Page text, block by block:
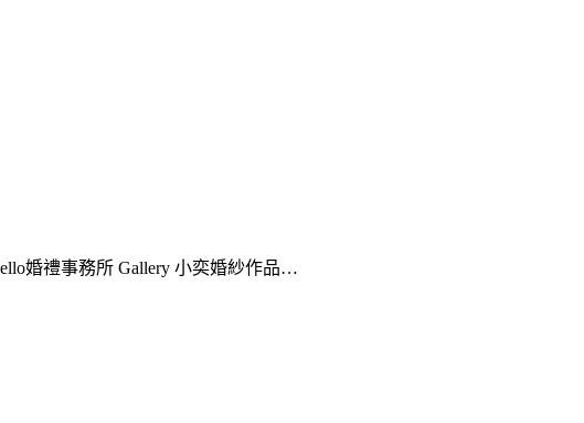
婚禮事務所 Gallery 小奕婚紗作品…